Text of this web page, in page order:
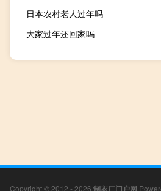
日本农村老人过年吗
大家过年还回家吗
Copyright © 2012 - 2026